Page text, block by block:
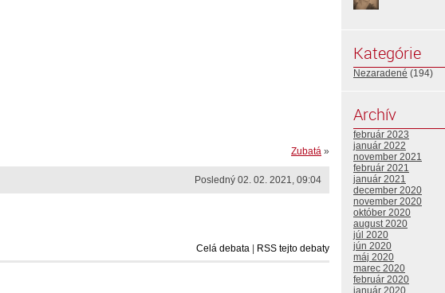
Zubatá »
Posledný 02. 02. 2021, 09:04
Celá debata | RSS tejto debaty
Kategórie
Nezaradené (194)
Archív
február 2023
január 2022
november 2021
február 2021
január 2021
december 2020
november 2020
október 2020
august 2020
júl 2020
jún 2020
máj 2020
marec 2020
február 2020
január 2020